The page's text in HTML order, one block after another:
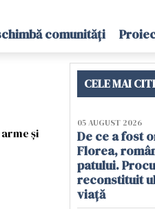
comunități
și
CELE MAI
05 AUGUST 2026
De ce a fost
Florea,
patului.
reconstituit
viață